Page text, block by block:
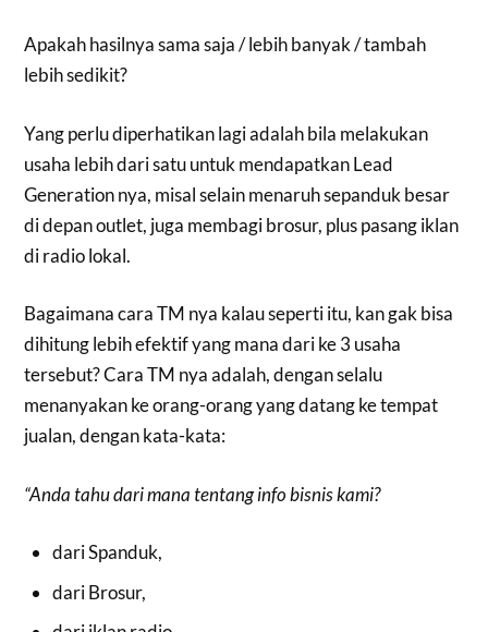
Apakah hasilnya sama saja / lebih banyak / tambah
lebih sedikit?
Yang perlu diperhatikan lagi adalah bila melakukan
usaha lebih dari satu untuk mendapatkan Lead
Generation nya, misal selain menaruh sepanduk besar
di depan outlet, juga membagi brosur, plus pasang iklan
di radio lokal.
Bagaimana cara TM nya kalau seperti itu, kan gak bisa
dihitung lebih efektif yang mana dari ke 3 usaha
tersebut? Cara TM nya adalah, dengan selalu
menanyakan ke orang-orang yang datang ke tempat
jualan, dengan kata-kata:
“Anda tahu dari mana tentang info bisnis kami?
dari Spanduk,
dari Brosur,